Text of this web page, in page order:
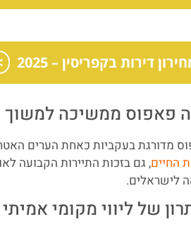
דירות בקפריסין – 2025
פאפוס ממשיכה למשוך
מדורגת בעקביות כאחת הערים
החיים, גם בזכות התיירות הקבועה
לישראלים.
של ליווי מקומי אמיתי